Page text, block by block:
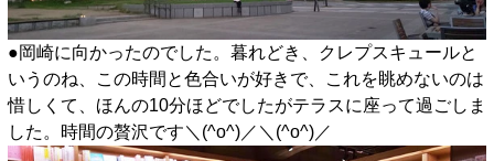
●岡崎に向かったのでした。暮れどき、クレプスキュールと
いうのね、この時間と色合いが好きで、これを眺めないのは
惜しくて、ほんの10分ほどでしたがテラスに座って過ごしま
した。時間の贅沢です＼(^o^)／＼(^o^)／